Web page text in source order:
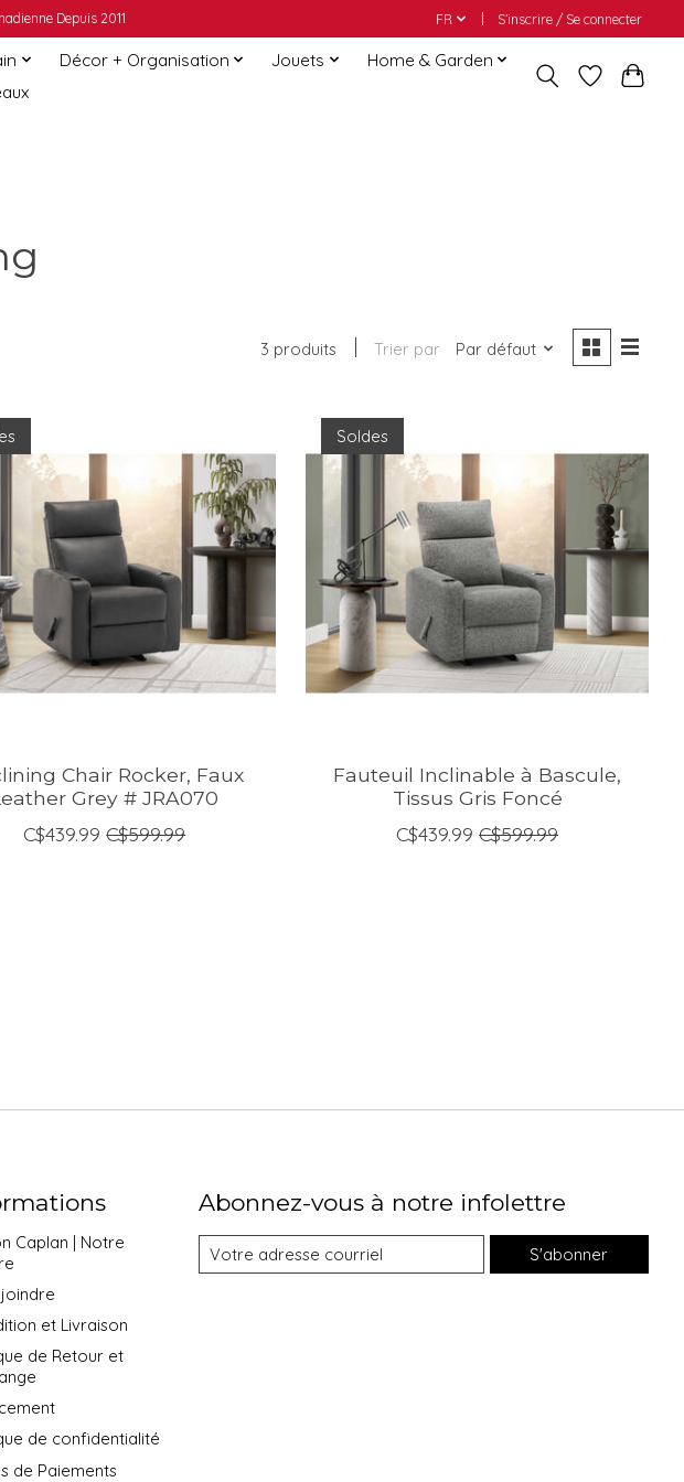
Depuis 2011 FR S’inscrire / Se connecter
Décor + Organisation Jouets
Home & Garden
3 produits Trier par Par défaut
Chair Rocker, Faux
Grey # JRA070
C$439.99 C$599.99
Soldes
Fauteuil Inclinable à Bascule,
Tissus Gris Foncé
C$439.99 C$599.99
Caplan | Notre
et Livraison
de Retour et
de confidentialité
de Paiements
Abonnez-vous à notre infolettre
S'abonner